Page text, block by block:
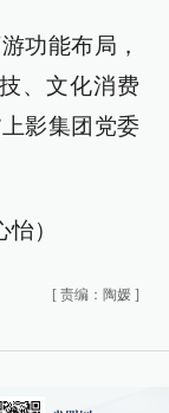
功能布局，
、文化消费
影集团党委
）
[ 责编：陶媛 ]